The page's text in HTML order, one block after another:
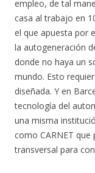
empleo, de tal
casa al trabajo en
el que apuesta por
la autogeneración
donde no haya un
mundo. Esto
diseñada. Y en
tecnología del
una misma
como CARNET
transversal para